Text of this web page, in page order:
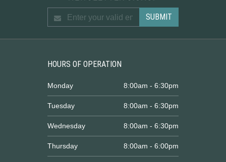
HOURS OF OPERATION
Monday 8:00am - 6:30pm
Tuesday 8:00am - 6:30pm
Wednesday 8:00am - 6:30pm
Thursday 8:00am - 6:00pm